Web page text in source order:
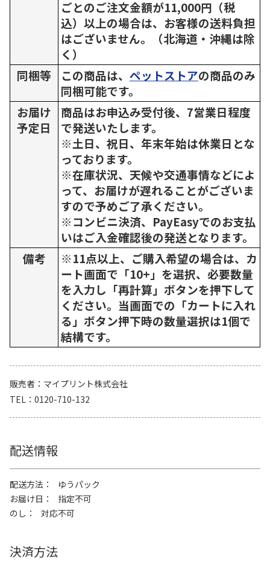
ごとのご注文金額が11,000円（税
込）以上の場合は、お客様の送料負担
はございません。（北海道・沖縄は除
く）
同梱等
この商品は、 ペットストアの商品のみ
同梱可能です。
お届け
予定日
商品はお申込み受付後、7営業日程度
で発送いたします。
※土日、祝日、年末年始は休業日とな
っております。
※在庫状況、天候や交通事情などによ
って、お届けが遅れることがございま
すので予めご了承ください。
※コンビニ決済、PayEasyでのお支払
いはご入金確認後の発送となります。
備考
※11点以上、ご購入希望の場合は、カ
ート画面で「10+」を選択、必要数量
を入力し「再計算」ボタンを押下して
ください。当画面での「カートに入れ
る」ボタン押下時の数量選択は1個で
結構です。
販売者
マイプリント株式会社
TEL
0120-710-132
配送情報
配送方法
ゆうパック
お届け日
指定不可
のし
対応不可
決済方法